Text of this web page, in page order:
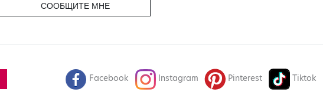
СООБЩИТЕ МНЕ
Facebook Instagram Pinterest Tiktok